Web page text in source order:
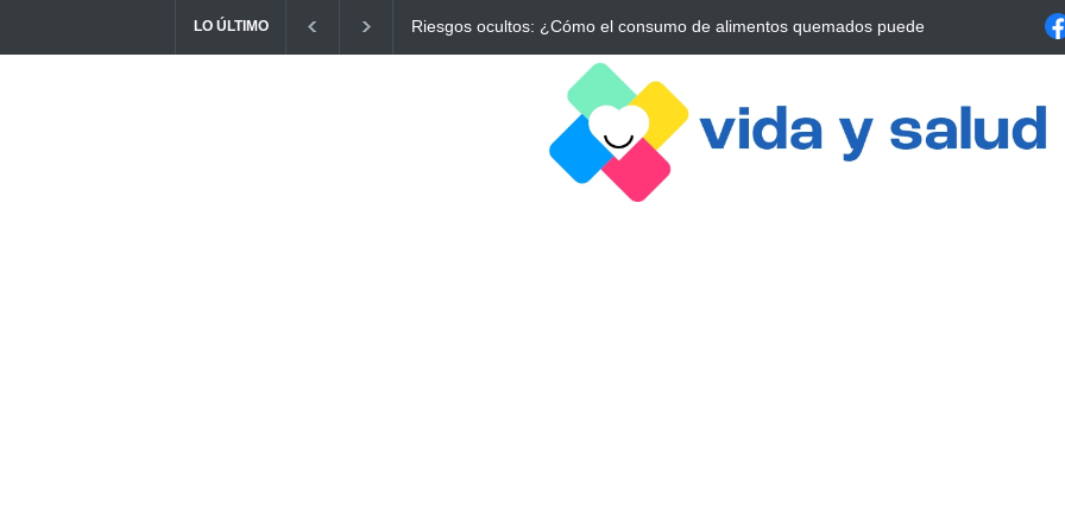
LO ÚLTIMO Ayuno Digital: La Estrategia Esencial para Mejorar tu Bienestar La conexión vital